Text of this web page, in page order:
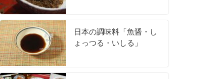
日本の調味料「魚醤・し
ょっつる・いしる」